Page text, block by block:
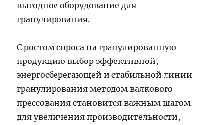
выгодное оборудование для
гранулирования.
С ростом спроса на гранулированную
продукцию выбор эффективной,
энергосберегающей и стабильной линии
гранулирования методом валкового
прессования становится важным шагом
для увеличения производительности,